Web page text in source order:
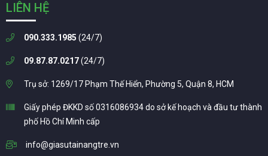
LIÊN HỆ
090.333.1985 (24/7)
09.87.87.0217(24/7)
Trụ sở: 1269/17 Phạm Thế Hiển, Phường 5, Quận 8, HCM
Giấy phép ĐKKD số 0316086934 do sở kế hoạch và đầu tư thành
phố Hồ Chí Minh cấp
info@giasutainangtre.vn